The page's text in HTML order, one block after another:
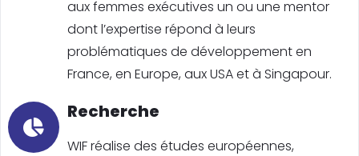
aux femmes exécutives un ou une mentor
dont l’expertise répond à leurs
problématiques de développement en
France, en Europe, aux USA et à Singapour.
Recherche
WIF réalise des études européennes,